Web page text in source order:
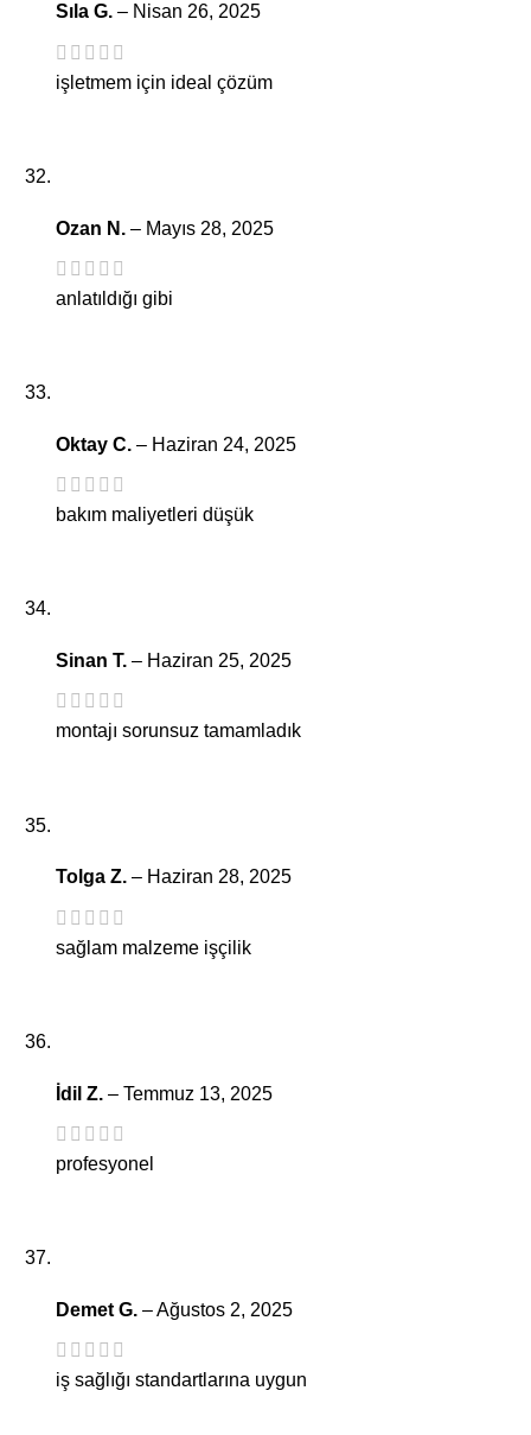
Sıla G. – Nisan 26, 2025
işletmem için ideal çözüm
Ozan N. – Mayıs 28, 2025
anlatıldığı gibi
Oktay C. – Haziran 24, 2025
bakım maliyetleri düşük
Sinan T. – Haziran 25, 2025
montajı sorunsuz tamamladık
Tolga Z. – Haziran 28, 2025
sağlam malzeme işçilik
İdil Z. – Temmuz 13, 2025
profesyonel
Demet G. –Ağustos 2, 2025
iş sağlığı standartlarına uygun